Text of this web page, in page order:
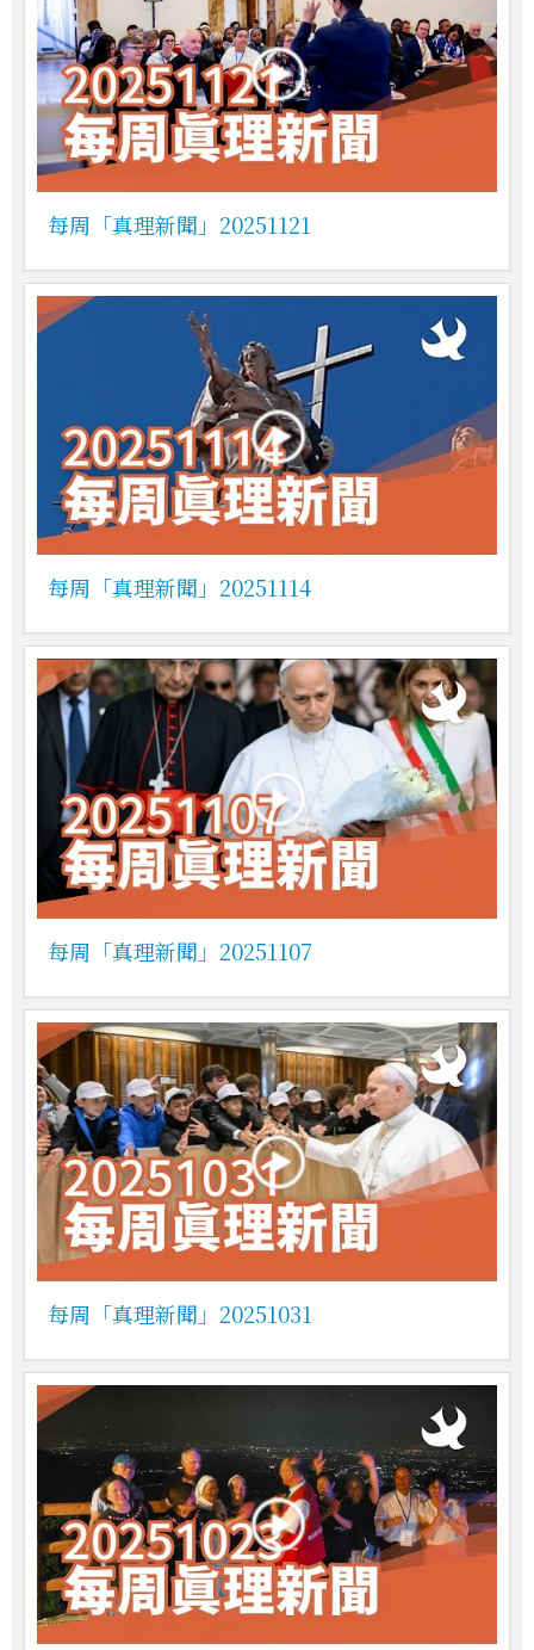
每周「真理新聞」20251121
每周「真理新聞」20251114
每周「真理新聞」20251107
每周「真理新聞」20251031